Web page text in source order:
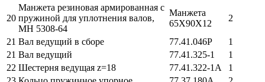
20
Манжета резиновая армированная с
пружиной для уплотнения валов,
МН 5308-64
Манжета
65Х90Х12
2
21 Вал ведущий в сборе 77.41.046Р
1
21 Вал ведущий 77.41.325-1
1
22 Шестерня ведущая z=18 77.41.322-1А
1